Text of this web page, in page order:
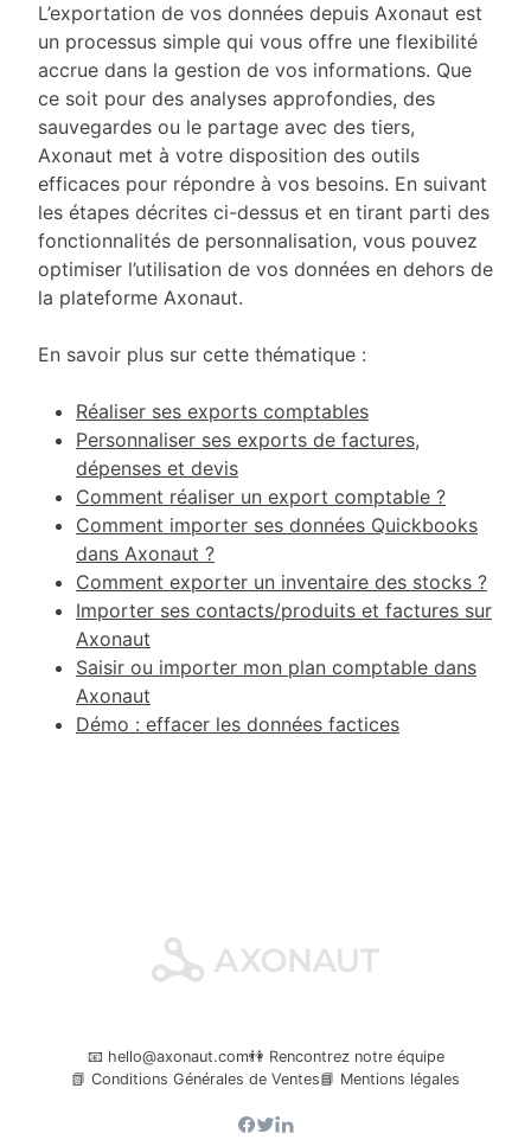
L’exportation de vos données depuis Axonaut est
un processus simple qui vous offre une flexibilité
accrue dans la gestion de vos informations. Que
ce soit pour des analyses approfondies, des
sauvegardes ou le partage avec des tiers,
Axonaut met à votre disposition des outils
efficaces pour répondre à vos besoins. En suivant
les étapes décrites ci-dessus et en tirant parti des
fonctionnalités de personnalisation, vous pouvez
optimiser l’utilisation de vos données en dehors de
la plateforme Axonaut.
En savoir plus sur cette thématique :
Réaliser ses exports comptables
Personnaliser ses exports de factures,
dépenses et devis
Comment réaliser un export comptable ?
Comment importer ses données Quickbooks
dans Axonaut ?
Comment exporter un inventaire des stocks ?
Importer ses contacts/produits et factures sur
Axonaut
Saisir ou importer mon plan comptable dans
Axonaut
Démo : effacer les données factices
📧 hello@axonaut.com👫 Rencontrez notre équipe
📗 Conditions Générales de Ventes📘 Mentions légales